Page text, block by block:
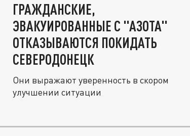
ГРАЖДАНСКИЕ,
ЭВАКУИРОВАННЫЕ С "АЗОТА"
ОТКАЗЫВАЮТСЯ ПОКИДАТЬ
СЕВЕРОДОНЕЦК
Они выражают уверенность в скором
улучшении ситуации